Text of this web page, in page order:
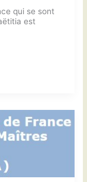
qui se sont
est